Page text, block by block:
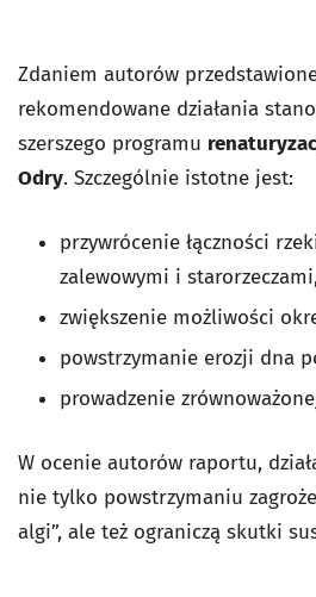
Zdaniem autorów
rekomendowane działania
szerszego programu
Odry. Szczególnie istotne jest:
przywrócenie łączności
zalewowymi i
zwiększenie możliwości
powstrzymanie erozji dna
prowadzenie
W ocenie autorów raportu,
nie tylko powstrzymaniu
algi”, ale też ograniczą skutki